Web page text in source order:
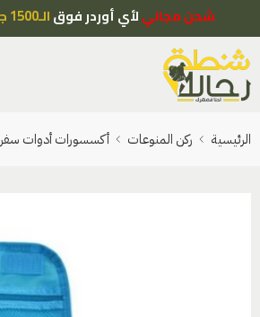
شحن مجانيلأي أوردر فوقالـ1500 جنية
الرئيسية ركن المنوعات أكسسورات أدوات سفر